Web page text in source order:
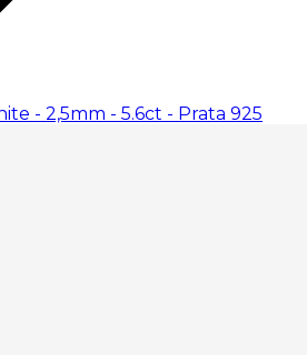
- 2,5mm - 5.6ct - Prata 925